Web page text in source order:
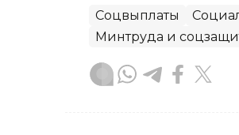
Соцвыплаты
Минтруда и